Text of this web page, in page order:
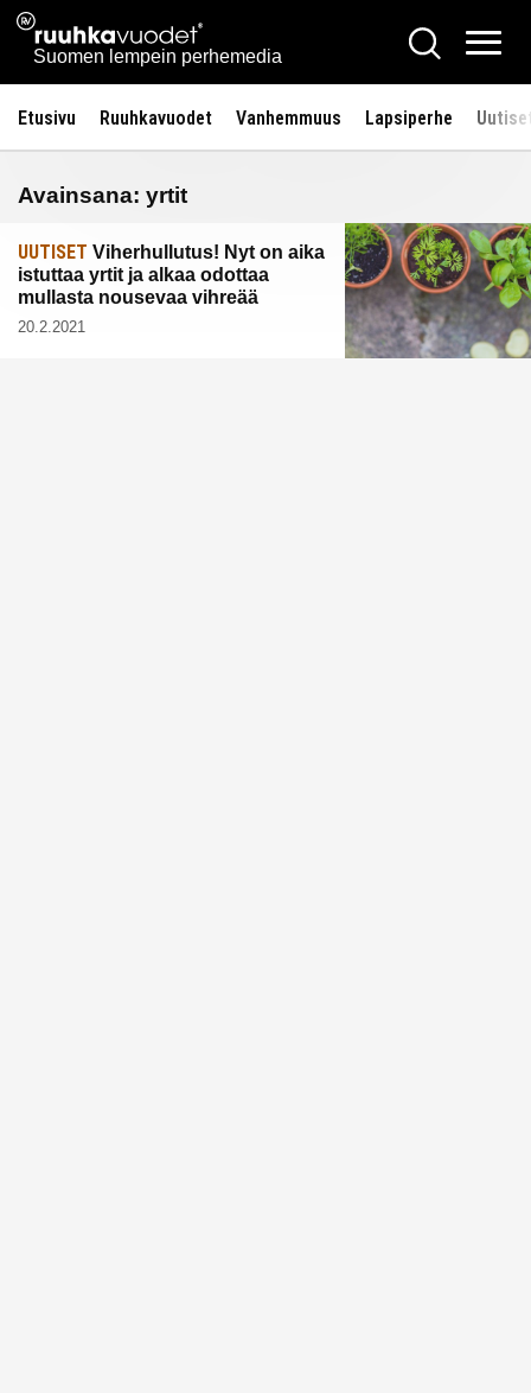
Siirry
sisältöön
Ruuhkavuodet.fi
Suomen lempein perhemedia
Hae
Etusivu Ruuhkavuodet Vanhemmuus Lapsiperhe
Avainsana: yrtit
UUTISET Viherhullutus! Nyt on aika
istuttaa yrtit ja alkaa odottaa
mullasta nousevaa vihreää
20.2.2021